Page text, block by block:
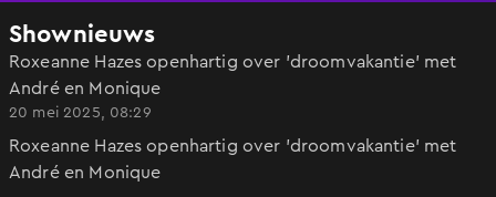
Shownieuws
Roxeanne Hazes openhartig over 'droomvakantie' met
André en Monique
20 mei 2025, 08:29
Roxeanne Hazes openhartig over 'droomvakantie' met
André en Monique